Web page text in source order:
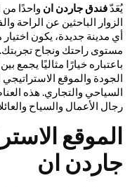
يُعَدّفندق جاردن ان واحدًا من
الزوار الباحثين عن الراحة
أي مدينة جديدة، يكون اختيار
مستوى راحتك ونجاح
باعتباره خيارًا مثاليًا يجمع
الجودة والموقع
السياحي والتجاري. هذه
رجال الأعمال والسياح
الموقع
جاردن ان